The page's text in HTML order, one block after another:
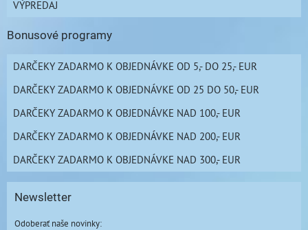
VÝPREDAJ
Bonusové programy
DARČEKY ZADARMO K OBJEDNÁVKE OD 5,- DO 25,- EUR
DARČEKY ZADARMO K OBJEDNÁVKE OD 25 DO 50,- EUR
DARČEKY ZADARMO K OBJEDNÁVKE NAD 100,- EUR
DARČEKY ZADARMO K OBJEDNÁVKE NAD 200,- EUR
DARČEKY ZADARMO K OBJEDNÁVKE NAD 300,- EUR
Newsletter
Odoberať naše novinky: